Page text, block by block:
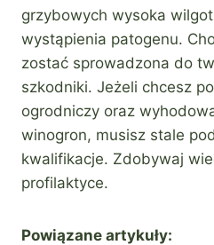
grzybowych wysoka
wystąpienia patogenu.
zostać sprowadzona do
szkodniki. Jeżeli chcesz
ogrodniczy oraz
winogron, musisz stale
kwalifikacje. Zdobywaj
profilaktyce.
Powiązane artykuły: